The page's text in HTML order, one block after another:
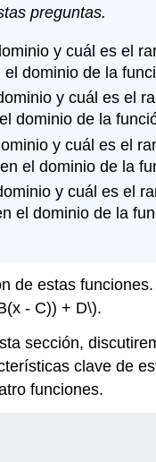
preguntas.
y cuál es el
dominio de la
y cuál es el
dominio de la
y cuál es el
el dominio de la
y cuál es el
el dominio de la
de estas
- C)) + D\).
sección,
clave de
funciones.